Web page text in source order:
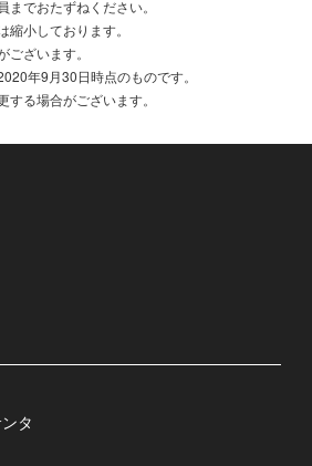
でおたずねください。
小しております。
ざいます。
年9月30日時点のものです。
る場合がございます。
タ